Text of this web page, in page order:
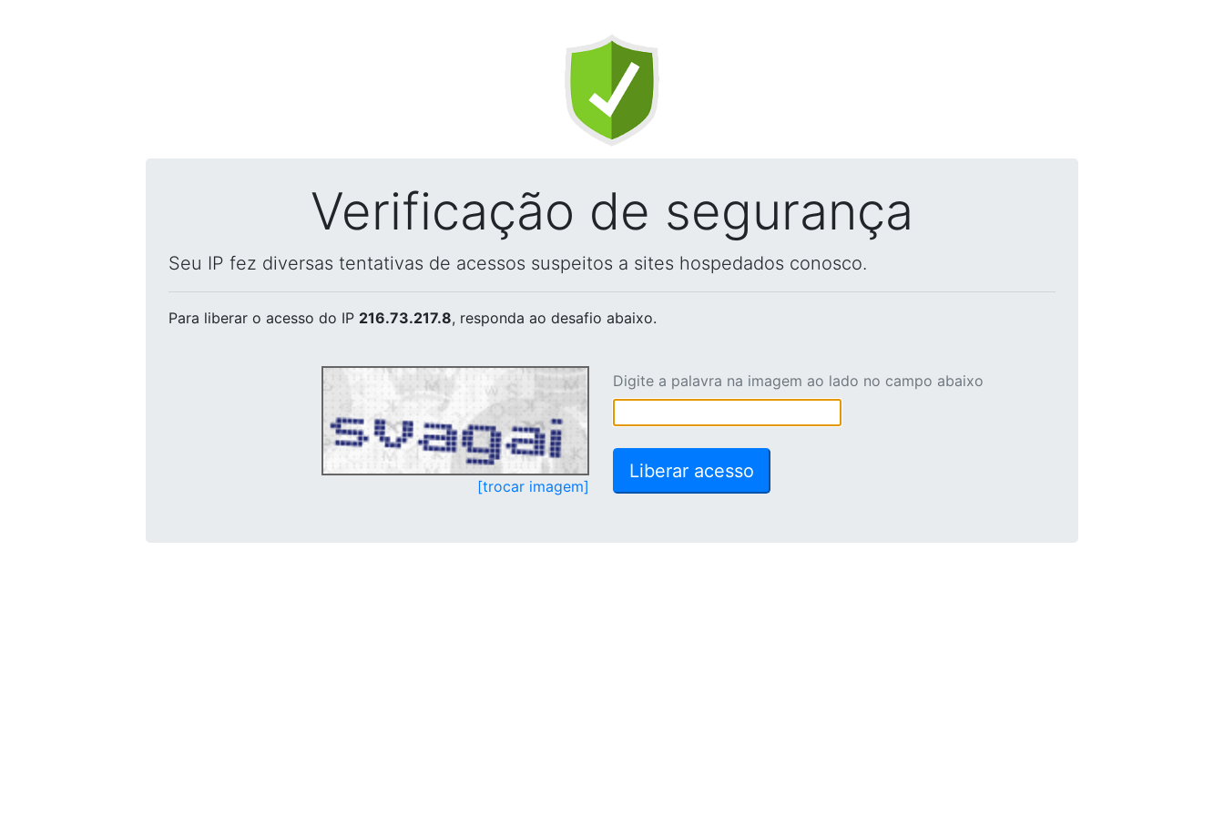
Verificação de segurança
Seu IP fez diversas tentativas de acessos suspeitos a sites hospedados conosco.
Para liberar o acesso do IP 216.73.217.8, responda ao desafio abaixo.
[trocar imagem]
Digite a palavra na imagem ao lado no campo abaixo